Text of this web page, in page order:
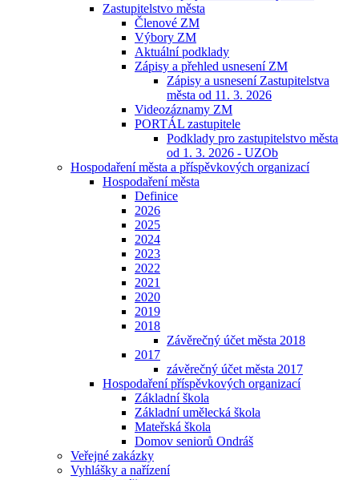
Zastupitelstvo města
Členové ZM
Výbory ZM
Aktuální podklady
Zápisy a přehled usnesení ZM
Zápisy a usnesení Zastupitelstva
města od 11. 3. 2026
Videozáznamy ZM
PORTÁL zastupitele
Podklady pro zastupitelstvo města
od 1. 3. 2026 - UZOb
Hospodaření města a příspěvkových organizací
Hospodaření města
Definice
2026
2025
2024
2023
2022
2021
2020
2019
2018
Závěrečný účet města 2018
2017
závěrečný účet města 2017
Hospodaření příspěvkových organizací
Základní škola
Základní umělecká škola
Mateřská škola
Domov seniorů Ondráš
Veřejné zakázky
Vyhlášky a nařízení